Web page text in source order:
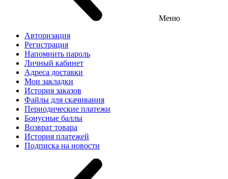
Меню
Авторизация
Регистрация
Напомнить пароль
Личный кабинет
Адреса доставки
Мои закладки
История заказов
Файлы для скачивания
Периодические платежи
Бонусные баллы
Возврат товара
История платежей
Подписка на новости